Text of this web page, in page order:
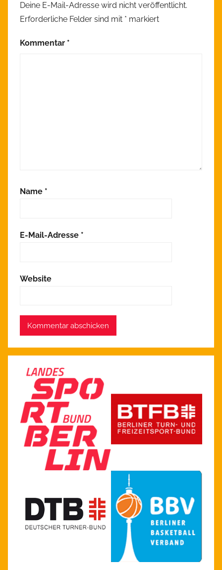
Deine E-Mail-Adresse wird nicht veröffentlicht.
Erforderliche Felder sind mit * markiert
Kommentar *
Name *
E-Mail-Adresse *
Website